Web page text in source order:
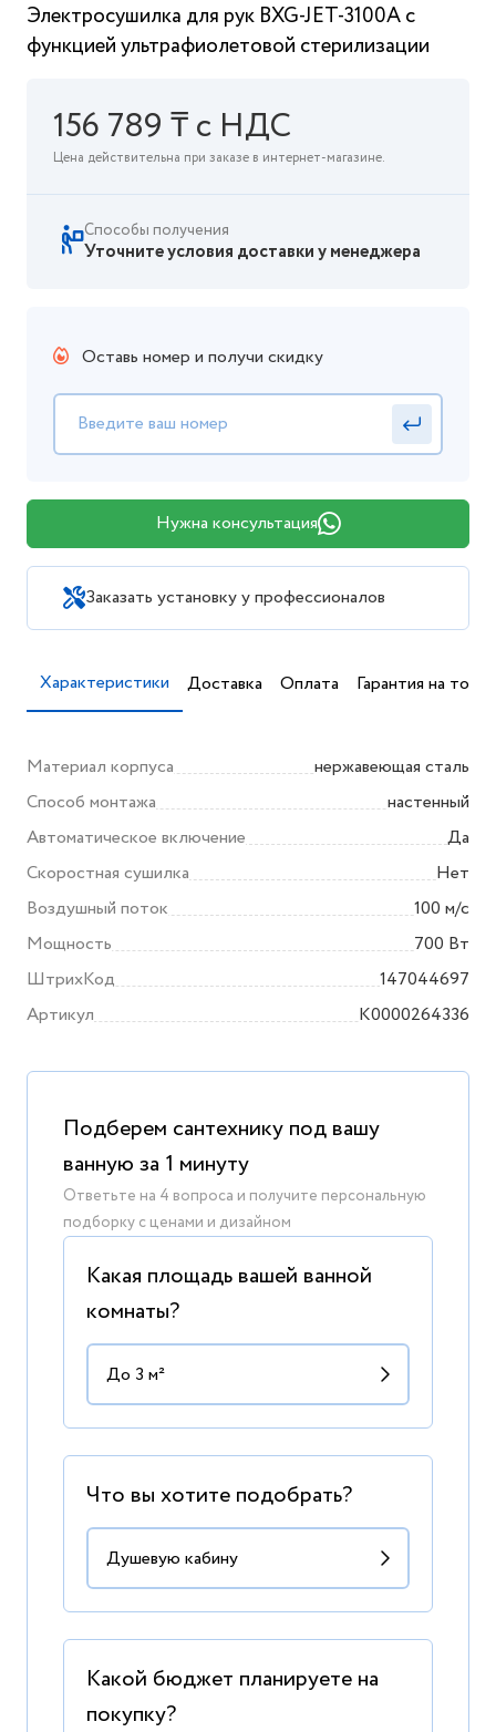
Электросушилка для рук BXG-JET-3100А с
функцией ультрафиолетовой стерилизации
156 789 ₸ с НДС
Цена действительна при заказе в интернет-магазине.
Способы получения
Уточните условия доставки у менеджера
Оставь номер и получи скидку
Нужна консультация
Заказать установку у профессионалов
Характеристики Доставка Оплата Гарантия на товар
Материал корпуса
нержавеющая сталь
Способ монтажа
настенный
Автоматическое включение
Да
Скоростная сушилка
Нет
Воздушный поток
100 м/с
Мощность
700 Вт
ШтрихКод
147044697
Артикул
K0000264336
Подберем сантехнику под вашу
ванную за 1 минуту
Ответьте на 4 вопроса и получите персональную
подборку с ценами и дизайном
Какая площадь вашей ванной
комнаты?
Что вы хотите подобрать?
Какой бюджет планируете на
покупку?